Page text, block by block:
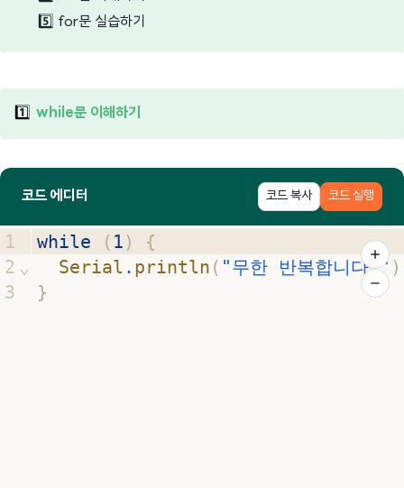
5️⃣ for문 실습하기
1️⃣ while문 이해하기
코드 에디터 코드 복사 코드 실행
1
2
3
⌄
while ( 1 )
{
Serial . println ( "무한 반복합니다." )
}